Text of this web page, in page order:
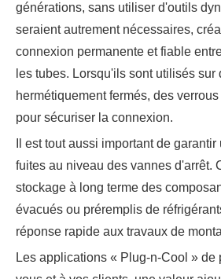
générations, sans utiliser d'outils
seraient autrement nécessaires,
connexion permanente et fiable
les tubes. Lorsqu'ils sont utilisés sur
hermétiquement fermés, des
pour sécuriser la connexion.
Il est tout aussi important de
fuites au niveau des vannes d'arrêt.
stockage à long terme des
évacués ou préremplis de
réponse rapide aux travaux de
Les applications « Plug-n-Cool » de